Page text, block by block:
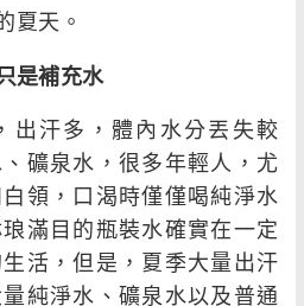
夏天。
是補充水
汗多，體內水分丟失較
礦泉水，很多年輕人，尤
領，口渴時僅僅喝純淨水
滿目的瓶裝水確實在一定
活，但是，夏季大量出汗
純淨水、礦泉水以及普通